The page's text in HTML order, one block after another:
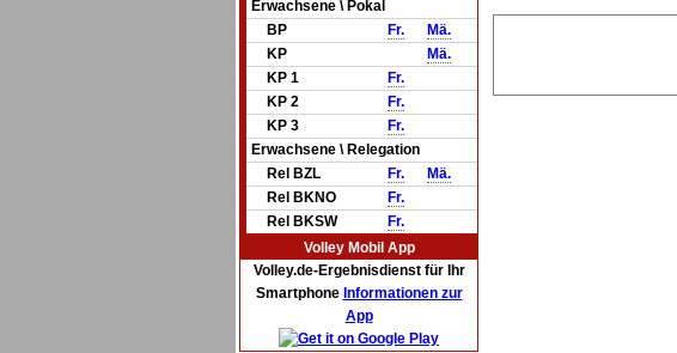
Erwachsene \ Pokal
BP
Fr.
Mä.
KP
Mä.
KP 1
Fr.
KP 2
Fr.
KP 3
Fr.
Erwachsene \ Relegation
Rel BZL
Fr.
Mä.
Rel BKNO
Fr.
Rel BKSW
Fr.
Volley Mobil App
Volley.de-Ergebnisdienst für Ihr
Smartphone Informationen zur
App